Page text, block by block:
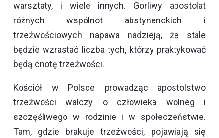
warsztaty, i wiele innych. Gorliwy apostolat
różnych wspólnot abstynenckich i
trzeźwościowych napawa nadzieją, że stale
będzie wzrastać liczba tych, którzy praktykować
będą cnotę trzeźwości.
Kościół w Polsce prowadząc apostolstwo
trzeźwości walczy o człowieka wolneg i
szczęśliwego w rodzinie i w społeczeństwie.
Tam, gdzie brakuje trzeźwości, pojawiają się